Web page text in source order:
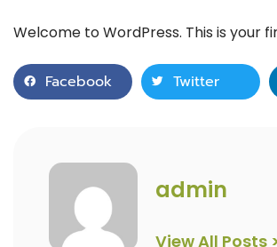
Welcome to WordPress. This is your
Facebook Twitter
admin
View All Posts